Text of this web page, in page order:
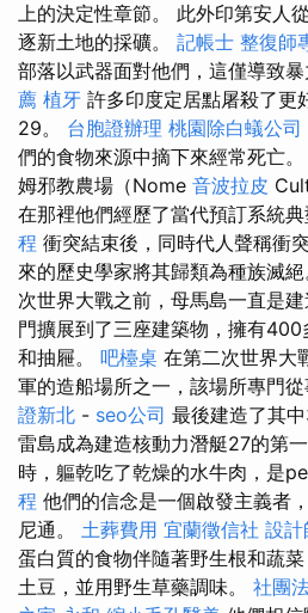
上的決定性章節。 此外印第安人
逐新土地的採礦。 記帳士 整復師
部落以武器面對他們，這僅導致暴
薦 植牙 許多印度定居點屠殺了更
29。 台胞證辦理 桃園除白蟻公司
們的食物來源中摘下來經常死亡
姆邪教農場（Nome 音波拉皮
在那裡他們經歷了當代預訂系統典
程 衝突結束後，同時代人聲稱衝
來的歷史學家將其歸類為種族滅絕
次世界大戰之前，母馬島一直是
門擴展到了三座建築物，擁有
和抽屜。 吧檯桌 在第二次世界大
軍的造船場所之一，該場所專門
證新北 - seo公司 最後建造了其
雷島成為建造核動力潛艇27的第
時，軀乾吃了乾燥的水牛肉，是
程 他們的信念是一個啟發主義者
尼通。 土葬費用 宜蘭徵信社 設計
蛋白質的食物伴隨著野生根和蔬
土豆，並用野生草藥調味。 社團